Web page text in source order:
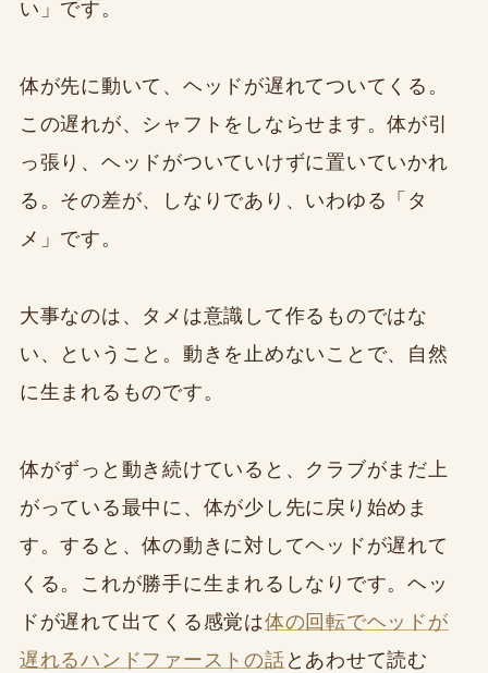
い」です。
体が先に動いて、ヘッドが遅れてついてくる。
この遅れが、シャフトをしならせます。体が引
っ張り、ヘッドがついていけずに置いていかれ
る。その差が、しなりであり、いわゆる「タ
メ」です。
大事なのは、タメは意識して作るものではな
い、ということ。動きを止めないことで、自然
に生まれるものです。
体がずっと動き続けていると、クラブがまだ上
がっている最中に、体が少し先に戻り始めま
す。すると、体の動きに対してヘッドが遅れて
くる。これが勝手に生まれるしなりです。ヘッ
ドが遅れて出てくる感覚は体の回転でヘッドが
遅れるハンドファーストの話 とあわせて読む